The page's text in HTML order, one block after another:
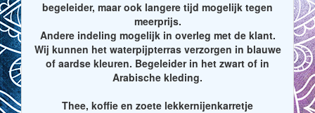
begeleider, maar ook langere tijd mogelijk tegen
meerprijs.
Andere indeling mogelijk in overleg met de klant.
Wij kunnen het waterpijpterras verzorgen in blauwe
of aardse kleuren. Begeleider in het zwart of in
Arabische kleding.
Thee, koffie en zoete lekkernijenkarretje